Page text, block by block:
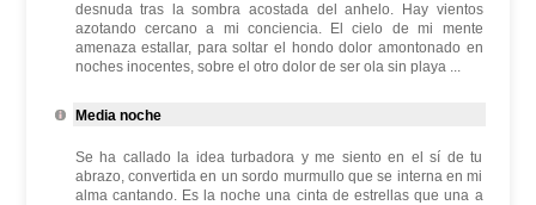
desnuda tras la sombra acostada del anhelo. Hay vientos
azotando cercano a mi conciencia. El cielo de mi mente
amenaza estallar, para soltar el hondo dolor amontonado en
noches inocentes, sobre el otro dolor de ser ola sin playa ...
Media noche
Se ha callado la idea turbadora y me siento en el sí de tu
abrazo, convertida en un sordo murmullo que se interna en mi
alma cantando. Es la noche una cinta de estrellas que una a